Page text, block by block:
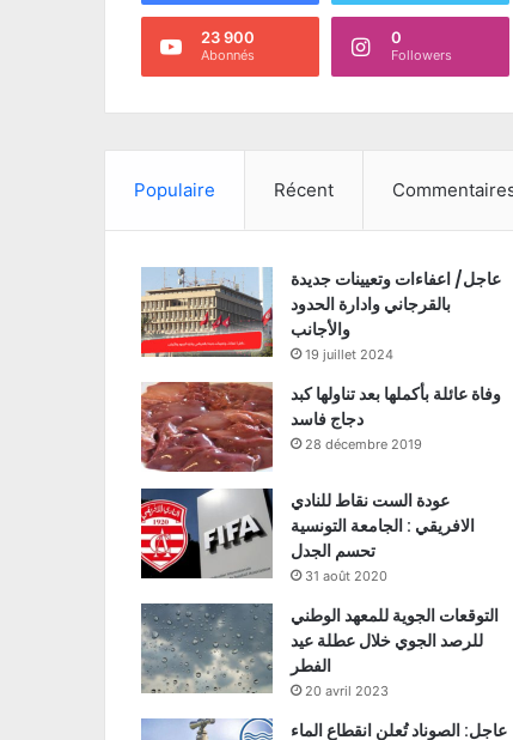
23 900
Abonnés
0
Followers
Populaire Récent
عاجل/ اعفاءات وتعيينات جديدة
بالقرجاني وادارة الحدود
والأجانب
19 juillet 2024
وفاة عائلة بأكملها بعد تناولها كبد
دجاج فاسد
28 décembre 2019
عودة الست نقاط للنادي
الافريقي : الجامعة التونسية
تحسم الجدل
31 août 2020
التوقعات الجوية للمعهد الوطني
للرصد الجوي خلال عطلة عيد
الفطر
20 avril 2023
عاجل: الصوناد تُعلن انقطاع الماء